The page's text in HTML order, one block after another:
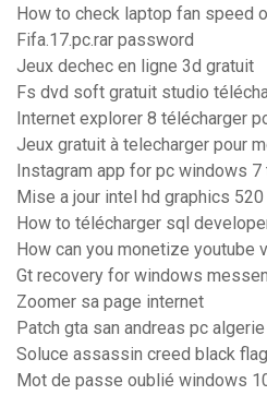
How to check laptop fan speed
Fifa.17.pc.rar password
Jeux dechec en ligne 3d gratuit
Fs dvd soft gratuit studio
Internet explorer 8 télécharger
Jeux gratuit à telecharger pour
Instagram app for pc windows
Mise a jour intel hd graphics 520
How to télécharger sql
How can you monetize youtube
Gt recovery for windows
Zoomer sa page internet
Patch gta san andreas pc algerie
Soluce assassin creed black
Mot de passe oublié windows